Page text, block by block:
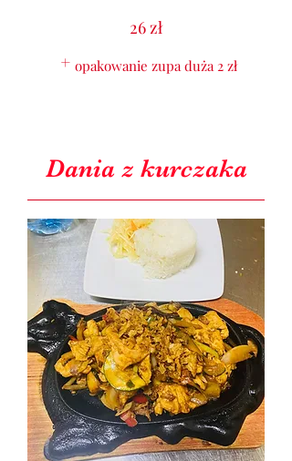
26 zł
opakowanie zupa duża 2 zł
Dania z kurczaka